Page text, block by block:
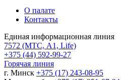
О палате
Контакты
Единая информационная линия
7572 (МТС, A1, Life)
+375 (44) 592-99-27
Горячая линия
г. Минск +375 (17) 243-08-95